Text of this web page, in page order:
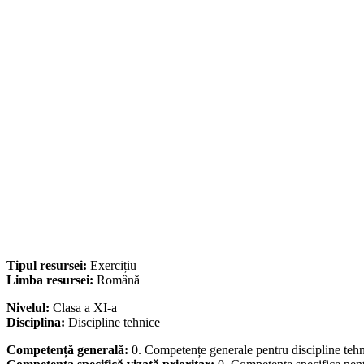
Tipul resursei: Exercițiu
Limba resursei: Română
Nivelul: Clasa a XI-a
Disciplina: Discipline tehnice
Competență generală: 0. Competențe generale pentru discipline